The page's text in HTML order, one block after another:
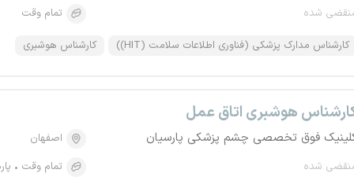
شده
تمام وقت
کارشناس مدارک پزشکی (فناوری اطلاعات سلامت (HIT)) کارشناس هوشبری
هوشبری اتاق عمل
فوق تخصصی چشم پزشکی پارسیان
شده
اصفهان
تمام وقت